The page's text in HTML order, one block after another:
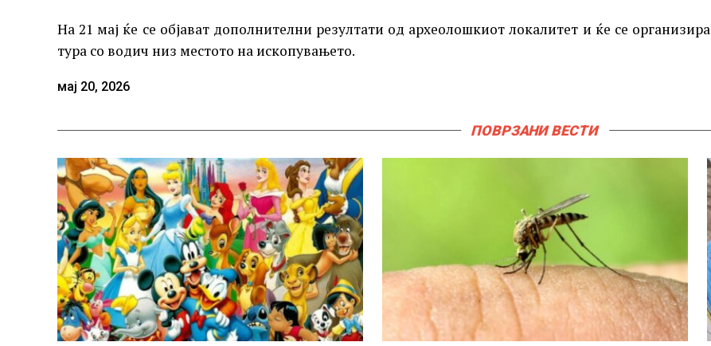
На 21 мај ќе се објават дополнителни резултати од археолошкиот локалитет и ќе се организира
тура со водич низ местото на ископувањето.
мај 20, 2026
ПОВРЗАНИ ВЕСТИ